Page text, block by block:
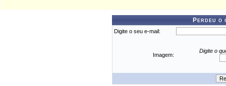
Perdeu o
Digite o seu e-mail:
Imagem:
Digite o